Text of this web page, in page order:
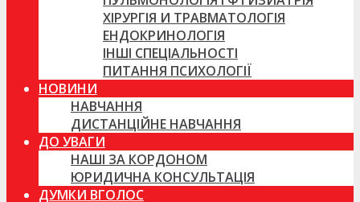
ХІРУРГІЯ И ТРАВМАТОЛОГІЯ
ЕНДОКРИНОЛОГІЯ
ІНШІ СПЕЦІАЛЬНОСТІ
ПИТАННЯ ПСИХОЛОГІЇ
НОВИНИ
НАВЧАННЯ
ДИСТАНЦІЙНЕ НАВЧАННЯ
ДО УВАГИ
НАШІ ЗА КОРДОНОМ
ЮРИДИЧНА КОНСУЛЬТАЦІЯ
ДУМКИ ВГОЛОС